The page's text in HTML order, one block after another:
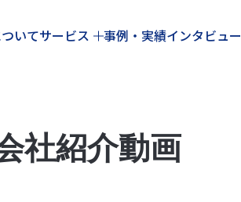
いてサービス 事例・実績インタビュー
社紹介動画